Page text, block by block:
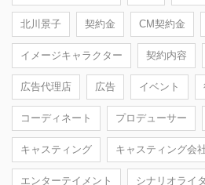
北川景子 契約金 CM契約金
イメージキャラクター 契約内容
広告代理店 広告 イベント
コーディネート プロデューサー
キャスティング キャスティング会
エンターテイメント シナリオライ